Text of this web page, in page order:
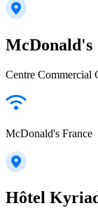
McDonald's
Centre Commercial
McDonald's France
Hôtel